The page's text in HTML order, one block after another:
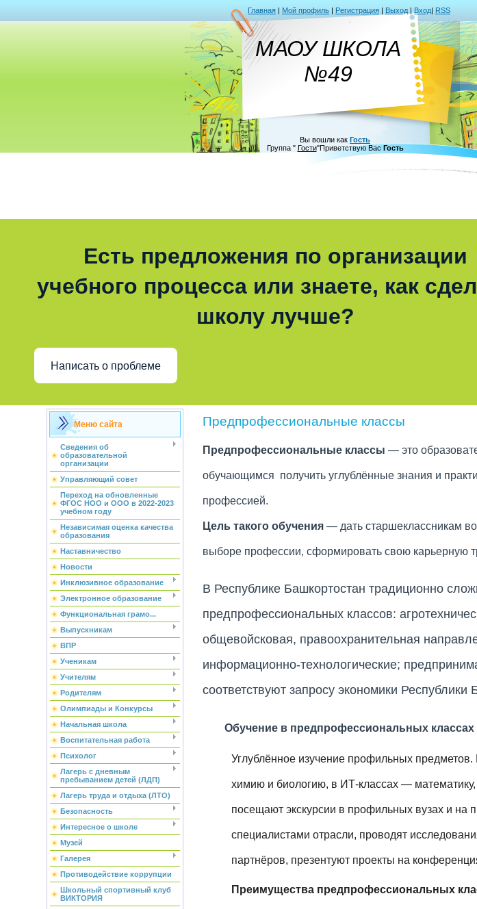
Главная | Мой профиль | Регистрация | Выход | Вход| RSS
МАОУ ШКОЛА
№49
Вы вошли как Гость
Группа" Гости"Приветствую Вас Гость
Есть предложения по организации
учебного процесса или знаете, как
школу лучше?
Написать о проблеме
Меню сайта
Сведения об
образовательной
организации
Управляющий совет
Переход на обновленные
ФГОС НОО и ООО в 2022-2023
учебном году
Независимая оценка качества
образования
Наставничество
Новости
Инклюзивное образование
Электронное образование
Функциональная грамо...
Выпускникам
ВПР
Ученикам
Учителям
Родителям
Олимпиады и Конкурсы
Начальная школа
Воспитательная работа
Психолог
Лагерь с дневным
пребыванием детей (ЛДП)
Лагерь труда и отдыха (ЛТО)
Безопасность
Интересное о школе
Музей
Галерея
Противодействие коррупции
Школьный спортивный клуб
ВИКТОРИЯ
Предпрофессиональные классы
Предпрофессиональные классы — это
обучающимся получить углублённые знания и
профессией.
Цель такого обучения — дать старшеклассникам
выборе профессии, сформировать свою карьерную
В Республике Башкортостан традиционно
предпрофессиональных классов:
общевойсковая, правоохранительная
информационно-технологические;
соответствуют запросу экономики Республики
Обучение в предпрофессиональных классах
Углублённое изучение профильных
химию и биологию, в ИТ-классах —
посещают экскурсии в профильных вузах и на
специалистами отрасли, проводят
партнёров, презентуют проекты на
Преимущества предпрофессиональных